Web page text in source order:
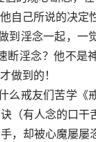
自己所说的决定
到淫念一起，一
断淫念？他不是
做到的！
么戒友们苦学《
（有人念的口干
，却被心魔屡屡